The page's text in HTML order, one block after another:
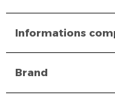
Informations
Brand